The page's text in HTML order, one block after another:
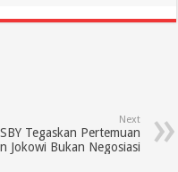
Next
SBY Tegaskan Pertemuan
Jokowi Bukan Negosiasi